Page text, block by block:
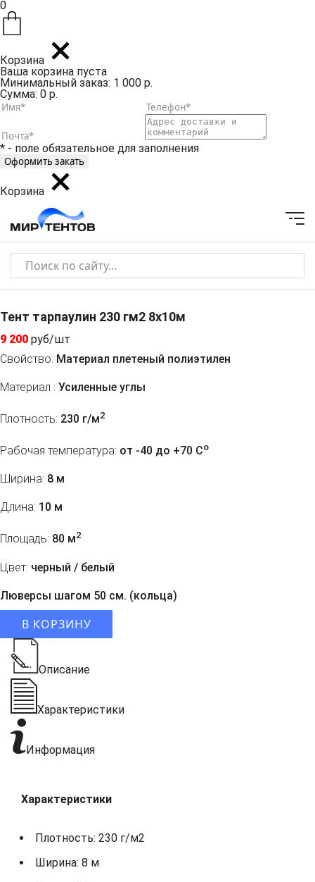
0
Корзина
Ваша корзина пуста
Минимальный заказ: 1 000 р.
Сумма: 0 р.
* - поле обязательное для заполнения
Корзина
Тент тарпаулин 230 гм2 8x10м
9 200 руб/шт
Свойство: Материал плетеный полиэтилен
Материал : Усиленные углы
Плотность: 230 г/м2
Рабочая температура: от -40 до +70 Co
Ширина: 8 м
Длина: 10 м
Площадь: 80 м2
Цвет: черный / белый
Люверсы шагом 50 см. (кольца)
В КОРЗИНУ
Описание
Характеристики
Информация
Характеристики
Плотность: 230 г/м2
Ширина: 8 м